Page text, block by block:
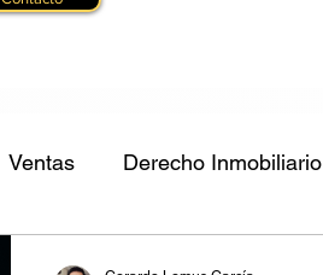
Ventas Derecho Inmobiliario